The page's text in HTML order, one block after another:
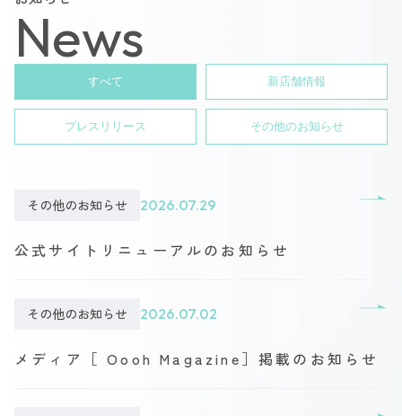
News
すべて 新店舗情報
プレスリリース その他のお知らせ
その他のお知らせ 2026.07.29
公式サイトリニューアルのお知らせ
その他のお知らせ 2026.07.02
メディア［ Oooh Magazine］掲載のお知らせ